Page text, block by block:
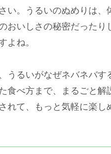
い。うるいのぬめりは
おいしさの秘密だった
よね。
うるいがなぜネバネバ
食べ方まで、まるごと
れて、もっと気軽に楽